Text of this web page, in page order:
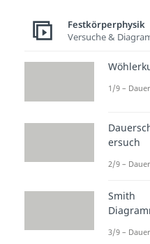
oder
im Bauteil
sein. Bei
Fläche
Stellen
wissen,
Kerbe,
Größe der
Bei einer
Kraftlinien
Festkörperphysik
Versuche &
1/9 –
ersuch
2/9 –
Smith
3/9 –